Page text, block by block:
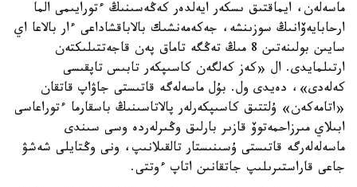
ماسەلەن، ايماقتىق ىسكەر ايەلدەر كەڭەسىنىڭ ءتورايىمى الما
ارحابايەۆانىڭ سوزىنشە، جەكەمەنشىك بالاباقشاداعى ءار بالاعا اي
سايىن بولىنەتىن 8 مىڭ تەڭگە تاماق پەن قاجەتتىلىكتەن
ارتىلمايدى. ال «كەز كەلگەن كاسىپكەر تابىس تاپقىسى
كەلەدى»، دەيدى ول. بۇل ماسەلەگە قاتىستى جاۋاپ قاتقان
«اتامەكەن» ۇلتتىق كاسىپكەرلەر پالاتاسىنىڭ باسقارما ءتوراعاسى
ابىلاي مىرزاحمەتوۆ قازىر بارلىق وڭىرلەردە وسى سىندى
ماسەلەلەرگە قاتىستى ۇسىنىستار تالقىلانىپ، ونى وڭتايلى شەشۋ
جاعى قاراستىرىلىپ جاتقانىن اتاپ ءوتتى.